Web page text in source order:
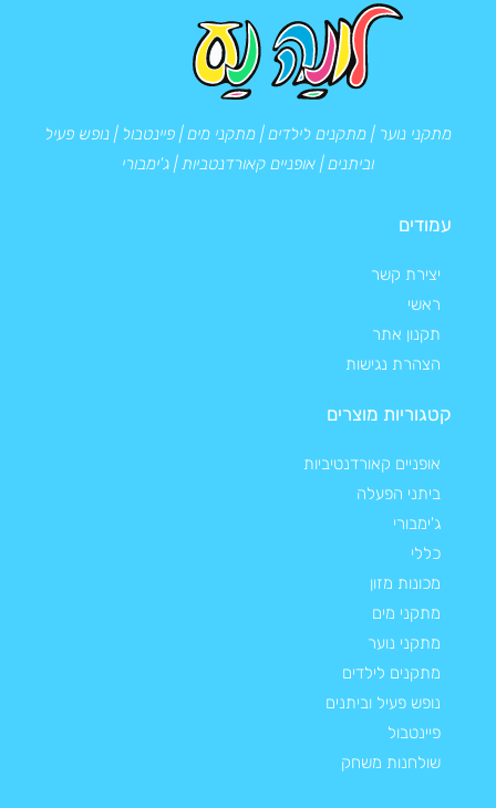
מתקני נוער | מתקנים לילדים | מתקני מים | פיינטבול | נופש פעיל
וביתנים | אופניים קאורדנטביות | ג'ימבורי
עמודים
יצירת קשר
ראשי
תקנון אתר
הצהרת נגישות
קטגוריות מוצרים
אופניים קאורדנטיביות
ביתני הפעלה
ג'ימבורי
כללי
מכונות מזון
מתקני מים
מתקני נוער
מתקנים לילדים
נופש פעיל וביתנים
פיינטבול
שולחנות משחק